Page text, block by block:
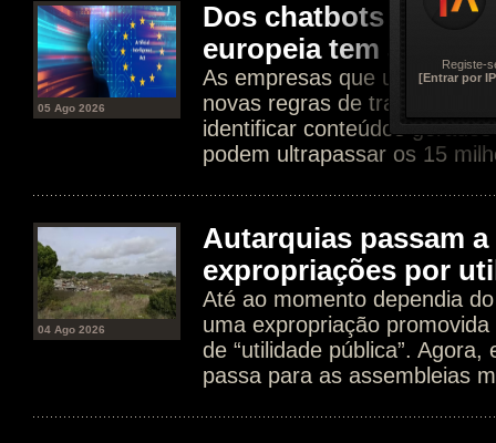
05 Ago 2026
Dos chatbots aos
europeia tem agora
As empresas que usam IA
novas regras de
identificar conteúdos
podem ultrapassar os 15
04 Ago 2026
Autarquias passam
expropriações por
Até ao momento dependia
uma expropriação
de “utilidade pública”. Agora,
passa para as assembleias
Registe-
[Entrar por